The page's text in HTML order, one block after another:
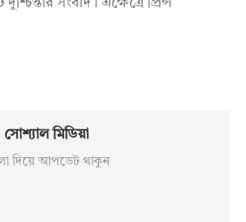
সংবাদ। এক্ষেত্রে প্রিন্স
সোশ্যাল মিডিয়া
দিয়ে আপডেট থাকুন